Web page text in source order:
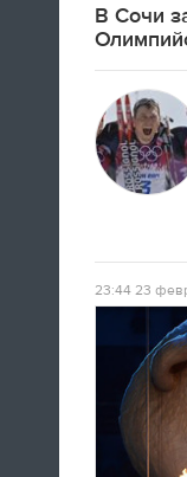
В Сочи
23:4423